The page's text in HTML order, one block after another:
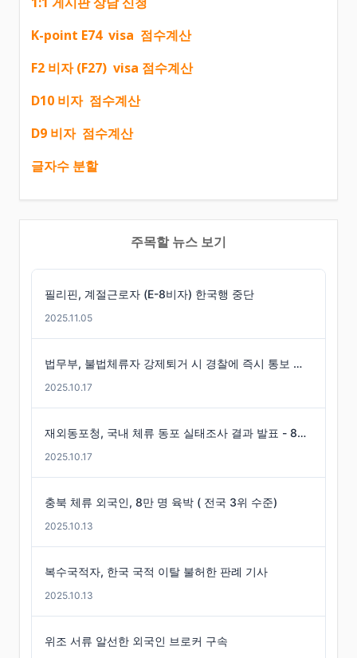
K-point E74 visa 점수계산
F2 비자 (F27) visa 점수계산
D10 비자 점수계산
D9 비자 점수계산
글자수 분할
주목할 뉴스 보기
필리핀, 계절근로자 (E-8비자) 한국행 중단
2025.11.05
법무부, 불법체류자 강제퇴거 시 경찰에 즉시 통보 제도 마련
2025.10.17
재외동포청, 국내 체류 동포 실태조사 결과 발표 - 86만 명 체류 통계 발표
2025.10.17
충북 체류 외국인, 8만 명 육박 ( 전국 3위 수준)
2025.10.13
복수국적자, 한국 국적 이탈 불허한 판례 기사
2025.10.13
위조 서류 알선한 외국인 브로커 구속